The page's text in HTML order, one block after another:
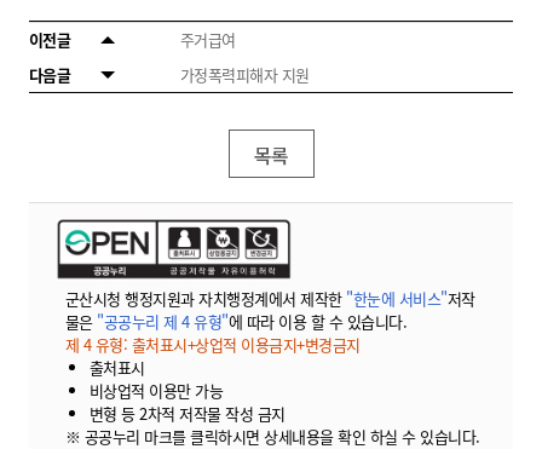
이전글
주거급여
다음글
가정폭력피해자 지원
목록
군산시청 행정지원과 자치행정계에서 제작한 "한눈에 서비스"저작
물은 "공공누리 제 4 유형"에 따라 이용 할 수 있습니다.
제 4 유형: 출처표시+상업적 이용금지+변경금지
출처표시
비상업적 이용만 가능
변형 등 2차적 저작물 작성 금지
※ 공공누리 마크를 클릭하시면 상세내용을 확인 하실 수 있습니다.